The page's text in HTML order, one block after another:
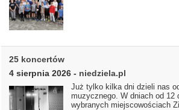
25 koncertów
4 sierpnia 2026 - niedziela.pl
Już tylko kilka dni dzieli nas
muzycznego. W dniach od 12
wybranych miejscowościach